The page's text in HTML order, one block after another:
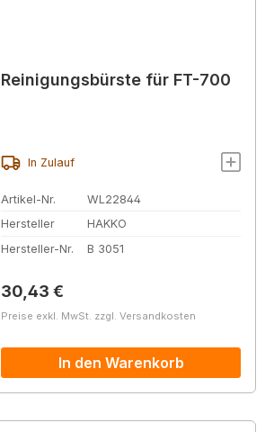
Reinigungsbürste für FT-700
In Zulauf
Artikel-Nr.
WL22844
Hersteller
HAKKO
Hersteller-Nr.
B 3051
Regulärer Preis:
30,43 €
Preise exkl. MwSt. zzgl. Versandkosten
In den Warenkorb